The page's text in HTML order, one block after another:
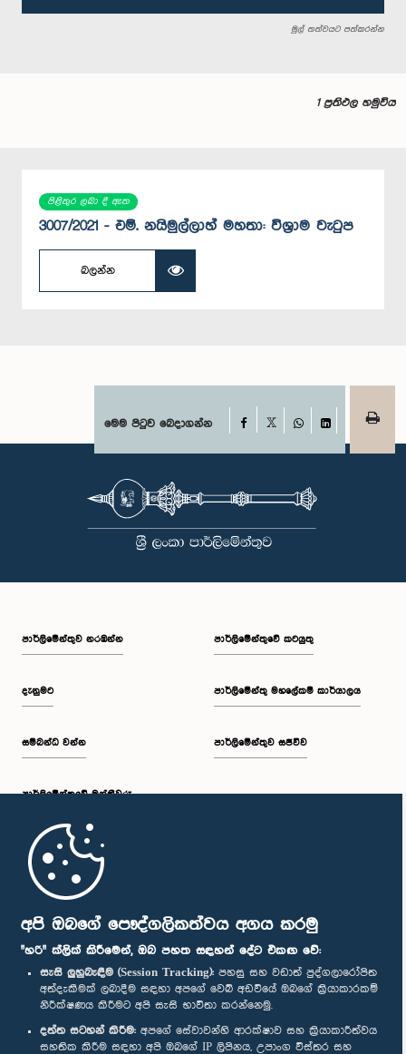
අපි ඔබගේ පෞද්ගලිකත්වය අගය කරමු
"හරි" ක්ලික් කිරීමෙන්, ඔබ පහත සඳහන් දේට එකඟ වේ:
සැසි ලුහුබැඳීම (Session Tracking): පහසු සහ වඩාත් පුද්ගලාරෝපිත
අත්දැකීමක් ලබාදීම සඳහා අපගේ වෙබ් අඩවියේ ඔබගේ ක්‍රියාකාරකම්
නිරීක්ෂණය කිරීමට අපි සැසි භාවිතා කරන්නෙමු.
දත්ත සටහන් කිරීම: අපගේ සේවාවන්හි ආරක්ෂාව සහ ක්‍රියාකාරීත්වය
සහතික කිරීම සඳහා අපි ඔබගේ IP ලිපිනය, උපාංග විස්තර සහ
මුල් තත්වයට පත්කරන්න
1 ප්‍රතිඵල හමුවිය
පිළිතුර ලබා දී ඇත
3007/2021 - එම්. නයිමුල්ලාහ් මහතා: විශ්‍රාම වැටුප
බලන්න
මෙම පිටුව බෙදාගන්න Facebook
WhatsAppLinkedIn
පාර්ලි‌මේන්තුව නරඹන්න
දැනුමට
සම්බන්ධ වන්න
පාර්ලි‌මේන්තුවේ මන්ත්‍රීවරු
මුල් පිටුව
පාර්ලිමේන්තුවේ කටයුතු
පාර්ලිමේන්තු මහලේකම් කාර්යාලය
පාර්ලිමේන්තුව සජීවීව
පාර්ලිමේන්තු ජංගම යෙදුම
අප හා සම්බන්ධ වී සිටින්න :